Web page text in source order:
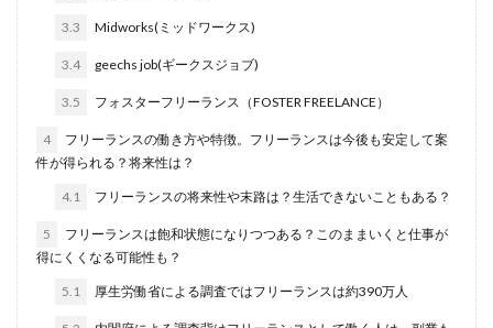
3.3 Midworks(ミッドワークス)
3.4 geechs job(ギークスジョブ)
3.5 フォスターフリーランス（FOSTER FREELANCE）
4
フリーランスの働き方や特徴。フリーランスは今後も安定して案
件が得られる？将来性は？
4.1 フリーランスの将来性や末路は？生活できないこともある？
5
フリーランスは飽和状態になりつつある？このままいくと仕事が
得にくくなる可能性も？
5.1 厚生労働省による調査ではフリーランスは約390万人